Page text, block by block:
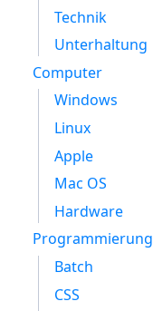
Technik
Unterhaltung
Computer
Windows
Linux
Apple
Mac OS
Hardware
Programmierung
Batch
CSS